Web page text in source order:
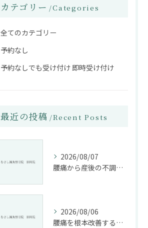
カテゴリー Categories
全てのカテゴリー
予約なし
予約なしでも受け付け 即時受け付け
最近の投稿 Recent Posts
2026/08/07
腰痛から産後の不調まで整骨院で根本改善する方法
2026/08/06
腰痛を根本改善する整骨院の施術とアドバイスの重要性